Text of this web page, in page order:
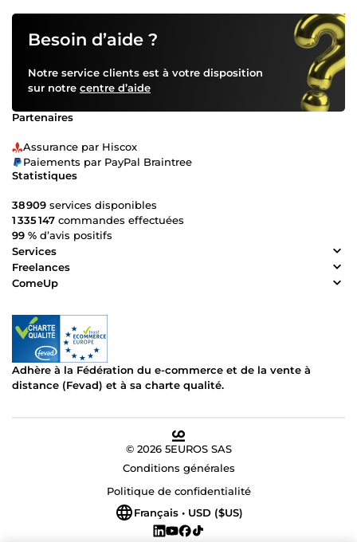
Besoin d’aide ?
Notre service clients est à votre disposition
sur notre centre d’aide
Partenaires
Assurance par Hiscox
Paiements par PayPal Braintree
Statistiques
38 909 services disponibles
1 335 147 commandes effectuées
99 % d’avis positifs
Services
Freelances
ComeUp
Adhère à la Fédération du e-commerce et de la vente à
distance (Fevad) et à sa charte qualité.
© 2026 5EUROS SAS
Conditions générales
Politique de confidentialité
Français • USD ($US)